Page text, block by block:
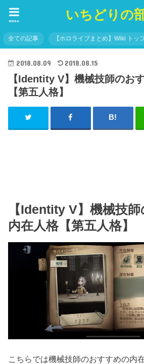
いちどりの
menu
全ての記事 【ホロライブまとめ】Wiki トッ
2018.08.09 2018.08.15
【Identity V】機械技師のお
【第五人格】
【Identity V】機械技
内在人格【第五人格】
こちらでは機械技師のおすすめの内